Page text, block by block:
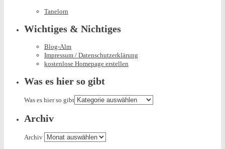
Tanelorn
Wichtiges & Nichtiges
Blog-Alm
Impressum / Datenschutzerklärung
kostenlose Homepage erstellen
Was es hier so gibt
Was es hier so gibt
Archiv
Archiv